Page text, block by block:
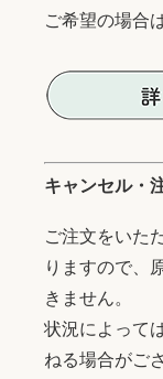
ご希望の場合
キャンセル・
ご注文をいた
りますので、
きません。
状況によって
ねる場合がご